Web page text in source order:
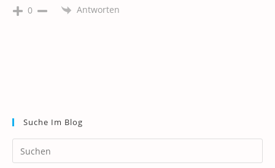
0 Antworten
Suche Im Blog